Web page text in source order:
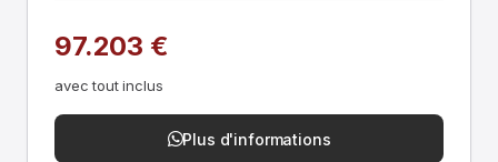
97.203 €
avec tout inclus
Plus d'informations